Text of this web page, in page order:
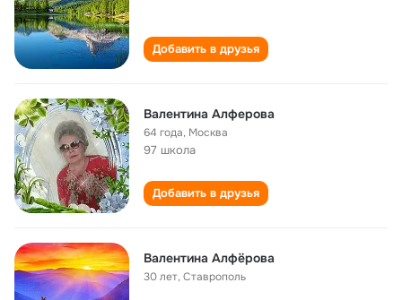
Добавить в друзья
Валентина Алферова
64 года, Москва
97 школа
Добавить в друзья
Валентина Алфёрова
30 лет,Ставрополь